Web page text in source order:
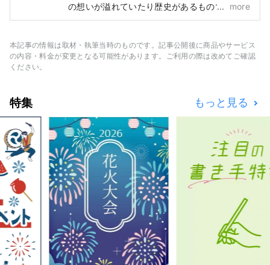
の想いが溢れていたり歴史があるものであった
り、地元の方に愛されていたりとたくさん特徴
出会ったとき嬉しくて誰かに伝えたくなったこ
とはありませんか。 そして、伝えた結果、新
うに「かたる、つたえる、つながる」をコンセ
プトに兵庫のいいものを発掘し、お客様と兵庫
県内地域とのこころの距離が キュッと縮まる
ような情報を発信していきます。
more
本記事の情報は取材・執筆当時のものです。記事公開後に商品やサービス
の内容・料金が変更となる可能性があります。ご利用の際は改めてご確認
ください。
特集 もっと見る